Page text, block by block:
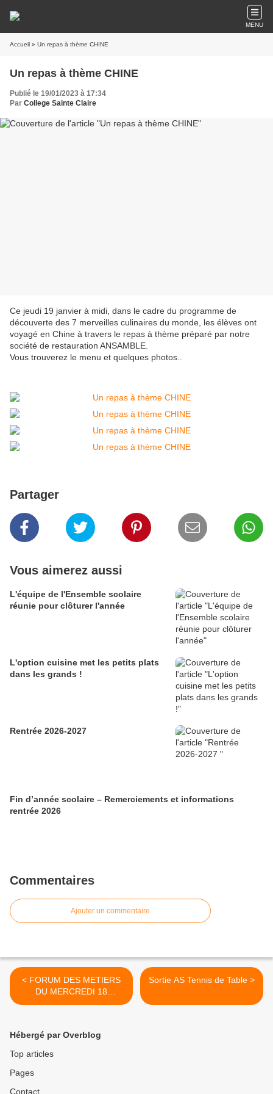
MENU
Accueil » Un repas à thème CHINE
Un repas à thème CHINE
Publié le 19/01/2023 à 17:34
Par College Sainte Claire
Ce jeudi 19 janvier à midi, dans le cadre du programme de
découverte des 7 merveilles culinaires du monde, les élèves ont
voyagé en Chine à travers le repas à thème préparé par notre
société de restauration ANSAMBLE.
Vous trouverez le menu et quelques photos..
Partager
Vous aimerez aussi
L'équipe de l'Ensemble scolaire
réunie pour clôturer l'année
L'option cuisine met les petits plats
dans les grands !
Rentrée 2026-2027
Fin d’année scolaire – Remerciements et informations
rentrée 2026
Commentaires
Ajouter un commentaire
< FORUM DES METIERS
DU MERCREDI 18
JANVIER 2023
Sortie AS Tennis de Table >
Hébergé par Overblog
Top articles
Pages
Contact